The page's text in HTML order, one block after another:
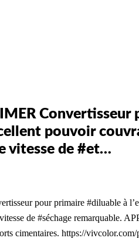
Convertisseur
pouvoir
vitesse de #et…
pour primaire #diluable à
de #séchage remarquable.
cimentaires. https://